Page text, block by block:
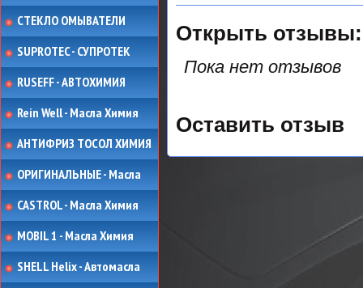
СТЕКЛО ОМЫВАТЕЛИ
SUPROTEC - СУПРОТЕК
RUSEFF - АВТОХИМИЯ
Rein Well - Масла Химия
АНТИФРИЗ ТОСОЛ ХИМИЯ
ОРИГИНАЛЬНЫЕ - Масла
CASTROL - Масла Химия
MOBIL 1 - Масла Химия
SHELL Helix - Автомасла
Открыть
Пока нет отзывов
Оставить отзыв